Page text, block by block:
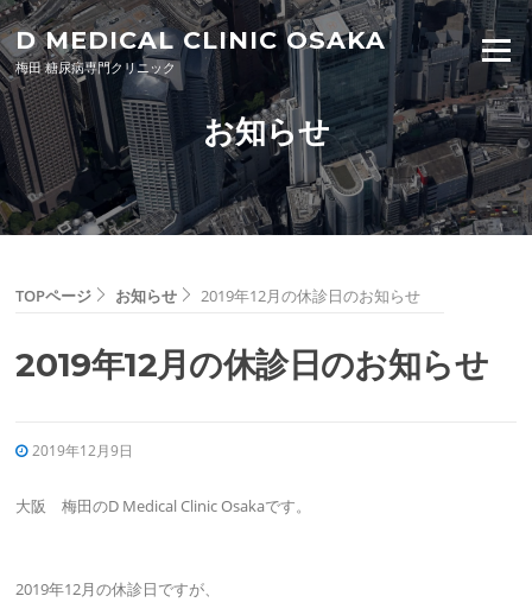
Skip to content
D MEDICAL CLINIC OSAKA
梅田 糖尿病専門クリニック
Menu
お知らせ
TOPページ お知らせ 2019年12月の休診日のお知らせ
2019年12月の休診日のお知らせ
2019年12月9日
大阪 梅田のD Medical Clinic Osakaです。
2019年12月の休診日ですが、